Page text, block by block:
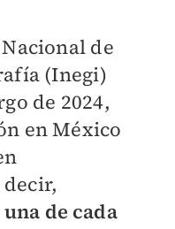
de
(Inegi)
de 2024,
en México
una de cada